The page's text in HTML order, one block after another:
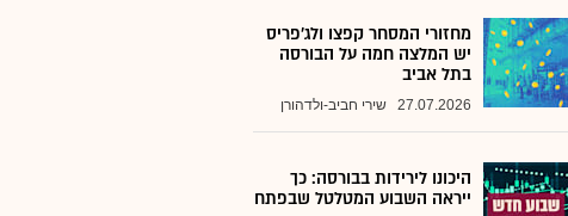
מחזורי המסחר קפצו ולג'פריס
יש המלצה חמה על הבורסה
בתל אביב
27.07.2026 שירי חביב-ולדהורן
היכונו לירידות בבורסה: כך
ייראה השבוע המטלטל שבפתח